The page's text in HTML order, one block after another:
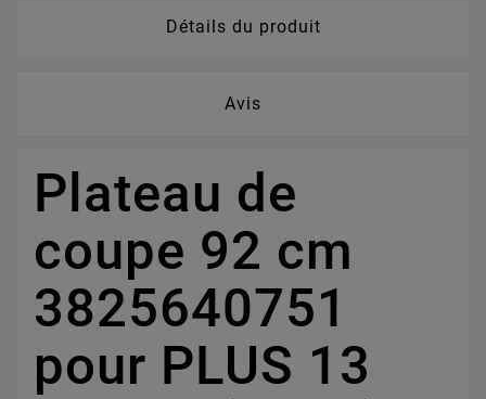
Détails du produit
Avis
Plateau de
coupe 92 cm
3825640751
pour PLUS 13